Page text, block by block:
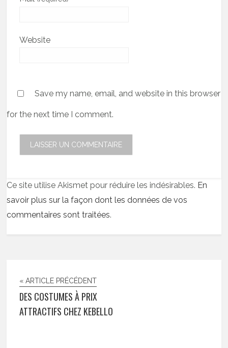
Website
Save my name, email, and website in this browser
for the next time I comment.
Ce site utilise Akismet pour réduire les indésirables. En
savoir plus sur la façon dont les données de vos
commentaires sont traitées.
« ARTICLE PRÉCÉDENT
DES COSTUMES À PRIX
ATTRACTIFS CHEZ KEBELLO